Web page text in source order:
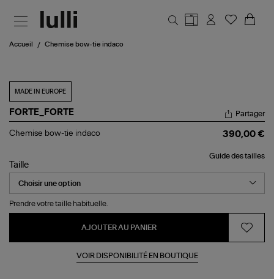
Accueil Chemise bow-tie indaco
MADE IN EUROPE
FORTE_FORTE
Chemise
indaco
Partager
Chemise bow-tie indaco 390,00 €
Guide des tailles
Taille
Prendre votre taille habituelle.
AJOUTER AU PANIER
VOIR DISPONIBILITÉ EN BOUTIQUE